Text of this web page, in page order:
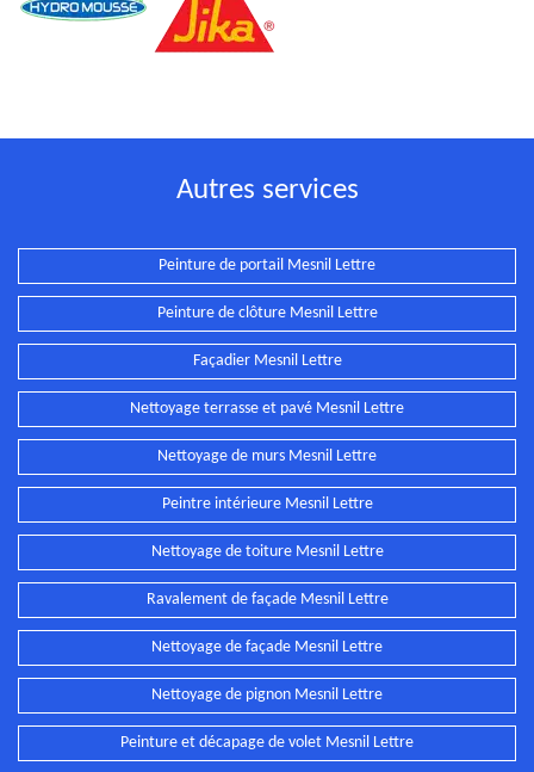
Autres services
Peinture de portail Mesnil Lettre
Peinture de clôture Mesnil Lettre
Façadier Mesnil Lettre
Nettoyage terrasse et pavé Mesnil Lettre
Nettoyage de murs Mesnil Lettre
Peintre intérieure Mesnil Lettre
Nettoyage de toiture Mesnil Lettre
Ravalement de façade Mesnil Lettre
Nettoyage de façade Mesnil Lettre
Nettoyage de pignon Mesnil Lettre
Peinture et décapage de volet Mesnil Lettre